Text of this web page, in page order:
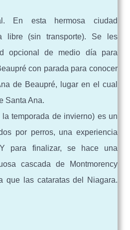
En esta hermosa ciudad
libre (sin transporte). Se les
opcional de medio día para
con parada para conocer
de Beaupré, lugar en el cual
Santa Ana.
temporada de invierno) es un
por perros, una experiencia
para finalizar, se hace una
cascada de Montmorency
que las cataratas del Niagara.